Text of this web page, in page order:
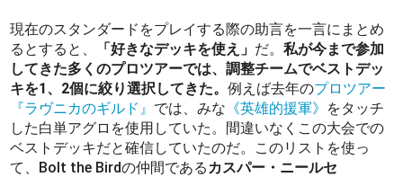
現在のスタンダードをプレイする際の助言を一言にまとめ
るとすると、
「好きなデッキを使え」 だ。私が今まで参加
してきた多くのプロツアーでは、調整チームでベストデッ
キを1、2個に絞り選択してきた。例えば去年のプロツアー
『ラヴニカのギルド』 では、みな 《英雄的援軍》 をタッチ
した白単アグロを使用していた。間違いなくこの大会での
ベストデッキだと確信していたのだ。このリストを使っ
て、Bolt the Birdの仲間であるカスパー・ニールセ